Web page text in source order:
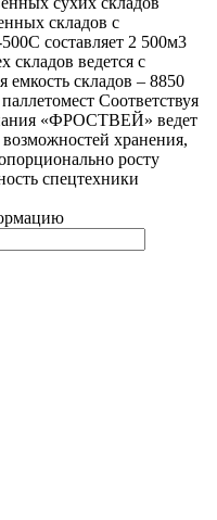
складов с
составляет 2 500м3
складов ведется с
складов – 8850
Соответствуя
«ФРОСТВЕЙ» ведет
хранения,
росту
спецтехники